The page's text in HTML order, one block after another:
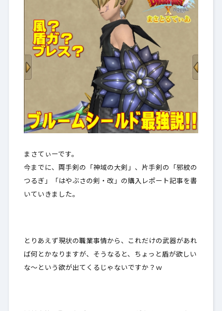
まさてぃーです。
今までに、両手剣の「神域の大剣」、片手剣の「邪紋の
つるぎ」「はやぶさの剣・改」の購入レポート記事を書
いていきました。
とりあえず現状の職業事情から、これだけの武器があれ
ば何とかなりますが、そうなると、ちょっと盾が欲しい
な～という欲が出てくるじゃないですか？ｗ